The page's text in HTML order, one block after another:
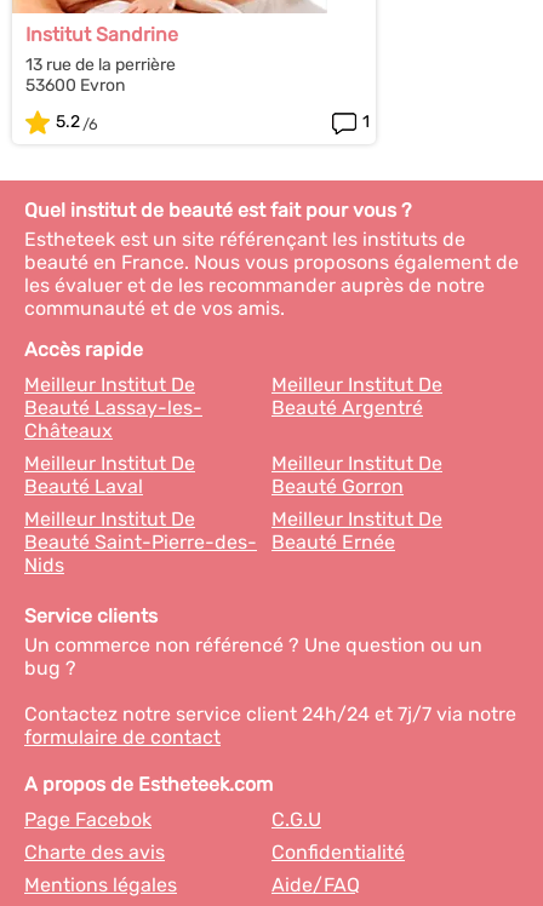
Institut Sandrine
13 rue de la perrière
53600 Evron
5.2
1
Quel institut de beauté est fait pour vous ?
Estheteek est un site référençant les instituts de
beauté en France. Nous vous proposons également de
les évaluer et de les recommander auprès de notre
communauté et de vos amis.
Accès rapide
Meilleur Institut De
Beauté Lassay-les-
Châteaux
Meilleur Institut De
Beauté Argentré
Meilleur Institut De
Beauté Laval
Meilleur Institut De
Beauté Gorron
Meilleur Institut De
Beauté Saint-Pierre-des-
Nids
Meilleur Institut De
Beauté Ernée
Service clients
Un commerce non référencé ? Une question ou un
bug ?
Contactez notre service client 24h/24 et 7j/7 via notre
formulaire de contact
A propos de Estheteek.com
Page Facebok
C.G.U
Charte des avis
Confidentialité
Mentions légales
Aide/FAQ